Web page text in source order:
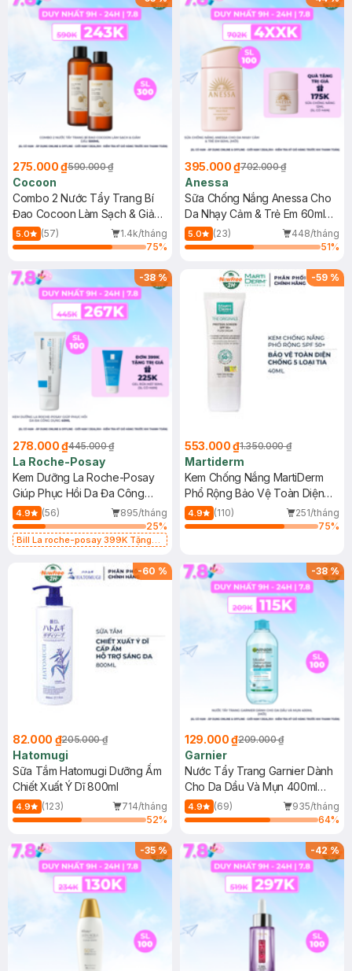
275.000 ₫590.000 ₫
Cocoon
Combo 2 Nước Tẩy Trang Bí
Đao Cocoon Làm Sạch & Giảm
Dầu 500ml
5.0 (57)
1.4k/tháng
75%
395.000 ₫702.000 ₫
Anessa
Sữa Chống Nắng Anessa Cho
Da Nhạy Cảm & Trẻ Em 60ml
(Mới)
5.0 (23)
448/tháng
51%
-38%
278.000 ₫445.000 ₫
La Roche-Posay
Kem Dưỡng La Roche-Posay
Giúp Phục Hồi Da Đa Công
Dụng 40ml
4.9 (56)
895/tháng
25%
Bill La roche-posay 399K Tặng
(SL có hạn)
-59 %
553.000 ₫1.350.000 ₫
Martiderm
Kem Chống Nắng MartiDerm
Phổ Rộng Bảo Vệ Toàn Diện
40ml
4.9 (110)
251/tháng
75%
-60 %
82.000 ₫205.000 ₫
Hatomugi
Sữa Tắm Hatomugi Dưỡng Ẩm
Chiết Xuất Ý Dĩ 800ml
4.9 (123)
714/tháng
52%
-38%
129.000 ₫209.000 ₫
Garnier
Nước Tẩy Trang Garnier Dành
Cho Da Dầu Và Mụn 400ml
(Mới)
4.9 (69)
935/tháng
64%
-35% -42%